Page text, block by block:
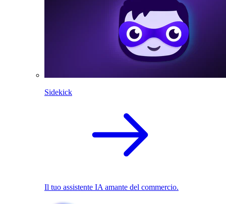
Sidekick
Il tuo assistente IA amante del commercio.